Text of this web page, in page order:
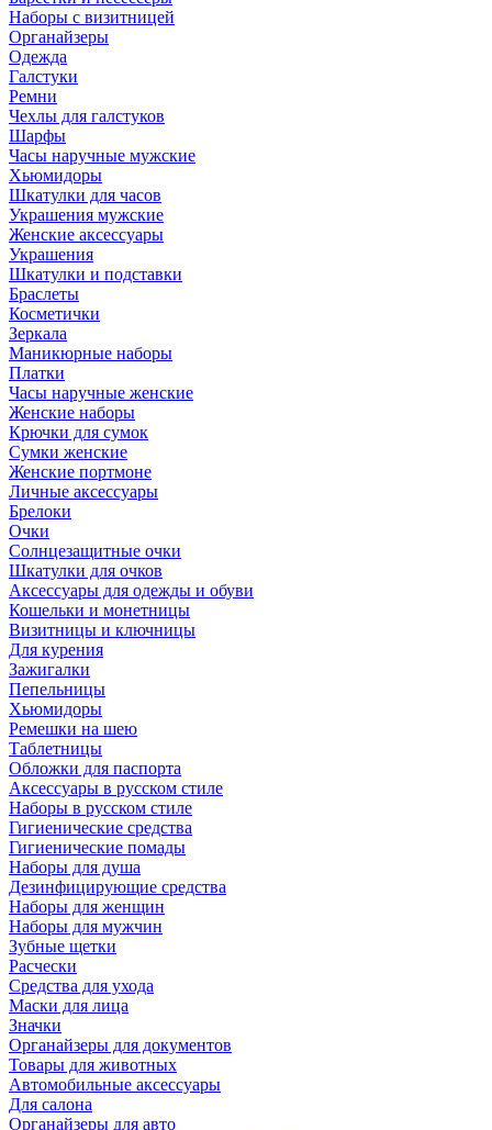
Наборы с визитницей
Органайзеры
Одежда
Галстуки
Ремни
Чехлы для галстуков
Шарфы
Часы наручные мужские
Хьюмидоры
Шкатулки для часов
Украшения мужские
Женские аксессуары
Украшения
Шкатулки и подставки
Браслеты
Косметички
Зеркала
Маникюрные наборы
Платки
Часы наручные женские
Женские наборы
Крючки для сумок
Сумки женские
Женские портмоне
Личные аксессуары
Брелоки
Очки
Солнцезащитные очки
Шкатулки для очков
Аксессуары для одежды и обуви
Кошельки и монетницы
Визитницы и ключницы
Для курения
Зажигалки
Пепельницы
Хьюмидоры
Ремешки на шею
Таблетницы
Обложки для паспорта
Аксессуары в русском стиле
Наборы в русском стиле
Гигиенические средства
Гигиенические помады
Наборы для душа
Дезинфицирующие средства
Наборы для женщин
Наборы для мужчин
Зубные щетки
Расчески
Средства для ухода
Маски для лица
Значки
Органайзеры для документов
Товары для животных
Автомобильные аксессуары
Для салона
Органайзеры для авто